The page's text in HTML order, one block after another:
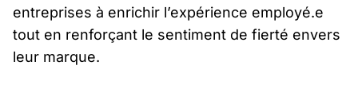
entreprises à enrichir l’expérience employé.e
tout en renforçant le sentiment de fierté envers
leur marque.